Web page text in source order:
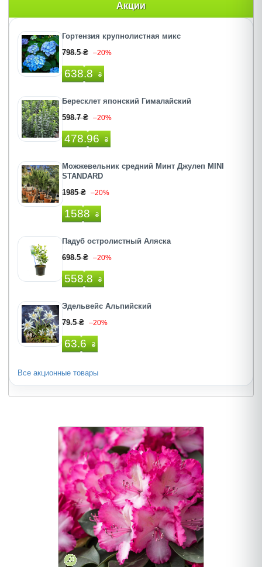
Акции
Гортензия крупнолистная микс
798.5 ₴ –20%
638.8 ₴
Бересклет японский Гималайский
598.7 ₴ –20%
478.96 ₴
Можжевельник средний Минт Джулеп MINI
STANDARD
1985 ₴ –20%
1588 ₴
Падуб остролистный Аляска
698.5 ₴ –20%
558.8 ₴
Эдельвейс Альпийский
79.5 ₴ –20%
63.6 ₴
Все акционные товары